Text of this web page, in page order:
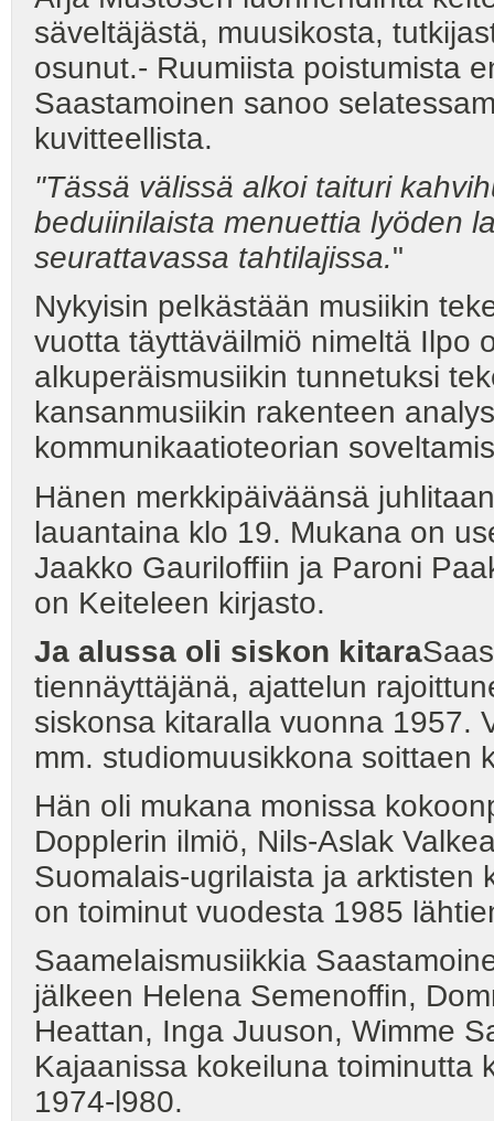
säveltäjästä, muusikosta,
osunut.- Ruumiista poistumista
Saastamoinen sanoo
kuvitteellista.
"Tässä välissä alkoi taituri
beduiinilaista menuettia lyöden
seurattavassa tahtilajissa."
Nykyisin pelkästään musiikin
vuotta täyttäväilmiö nimeltä Ilpo
alkuperäismusiikin tunnetuksi
kansanmusiikin rakenteen
kommunikaatioteorian
Hänen merkkipäiväänsä
lauantaina klo 19. Mukana on
Jaakko Gauriloffiin ja Paroni
on Keiteleen kirjasto.
Ja alussa oli siskon kitara
tiennäyttäjänä, ajattelun
siskonsa kitaralla vuonna 1957.
mm. studiomuusikkona soittaen
Hän oli mukana monissa
Dopplerin ilmiö, Nils-Aslak
Suomalais-ugrilaista ja arktisten
on toiminut vuodesta 1985
Saamelaismusiikkia
jälkeen Helena Semenoffin,
Heattan, Inga Juuson, Wimme
Kajaanissa kokeiluna toiminutta
1974-l980.